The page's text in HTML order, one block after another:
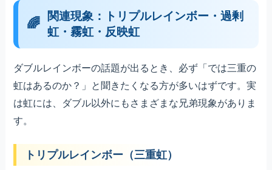
関連現象：トリプルレインボー・過剰
虹・霧虹・反映虹
ダブルレインボーの話題が出るとき、必ず「では三重の
虹はあるのか？」と聞きたくなる方が多いはずです。実
は虹には、ダブル以外にもさまざまな兄弟現象がありま
す。
トリプルレインボー（三重虹）